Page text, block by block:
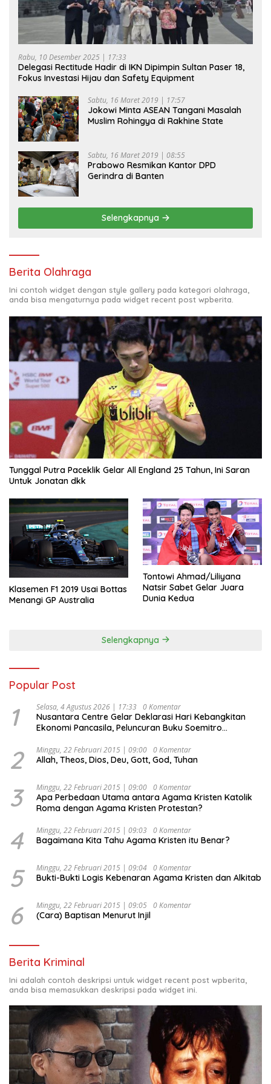
Rabu, 10 Desember 2025 | 17:33
Delegasi Rectitude Hadir di IKN Dipimpin Sultan Paser 18,
Fokus Investasi Hijau dan Safety Equipment
Sabtu, 16 Maret 2019 | 17:57
Jokowi Minta ASEAN Tangani Masalah
Muslim Rohingya di Rakhine State
Sabtu, 16 Maret 2019 | 08:55
Prabowo Resmikan Kantor DPD
Gerindra di Banten
Selengkapnya
Berita Olahraga
Ini contoh widget dengan style gallery pada kategori olahraga,
anda bisa mengaturnya pada widget recent post wpberita.
Tunggal Putra Paceklik Gelar All England 25 Tahun, Ini Saran
Untuk Jonatan dkk
Klasemen F1 2019 Usai Bottas
Menangi GP Australia
Tontowi Ahmad/Liliyana
Natsir Sabet Gelar Juara
Dunia Kedua
Selengkapnya
Popular Post
1 Selasa, 4 Agustus 2026 | 17:33 0 Komentar
Nusantara Centre Gelar Deklarasi Hari Kebangkitan
Ekonomi Pancasila, Peluncuran Buku Soemitro
Ekonomi Politik Indonesia) & Simposium Nasional
“Urgensi Undang-Undang Perekonomian Nasional dan
Indonesia Emas 2045”,
2 Minggu, 22 Februari 2015 | 09:00 0 Komentar
Allah, Theos, Dios, Deu, Gott, God, Tuhan
3 Minggu, 22 Februari 2015 | 09:00 0 Komentar
Apa Perbedaan Utama antara Agama Kristen Katolik
Roma dengan Agama Kristen Protestan?
4 Minggu, 22 Februari 2015 | 09:03 0 Komentar
Bagaimana Kita Tahu Agama Kristen itu Benar?
5 Minggu, 22 Februari 2015 | 09:04 0 Komentar
Bukti-Bukti Logis Kebenaran Agama Kristen dan Alkitab
6 Minggu, 22 Februari 2015 | 09:05 0 Komentar
(Cara) Baptisan Menurut Injil
Berita Kriminal
Ini adalah contoh deskripsi untuk widget recent post wpberita,
anda bisa memasukkan deskripsi pada widget ini.